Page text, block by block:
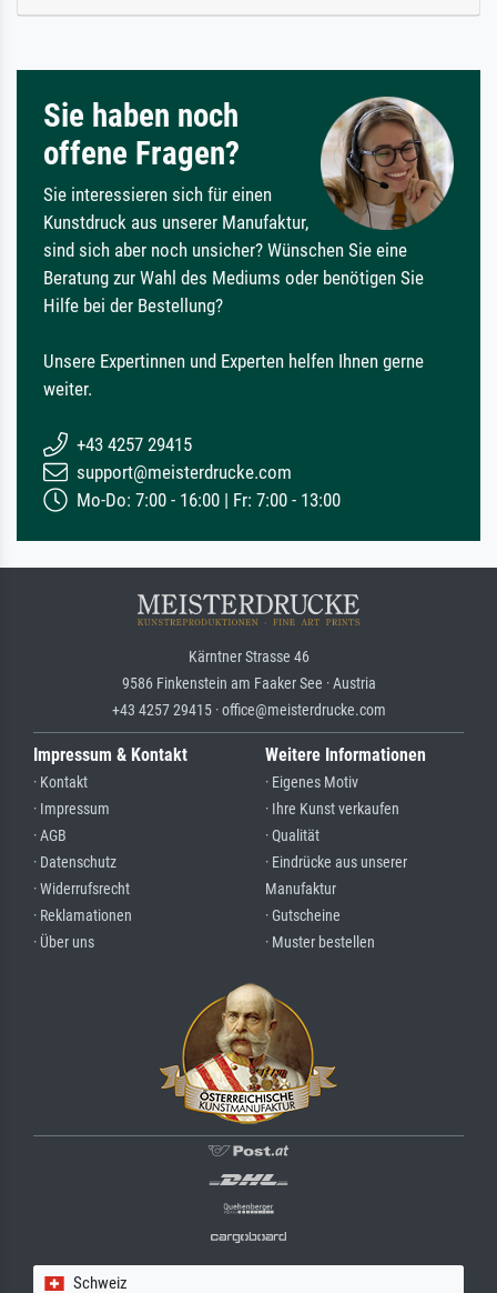
Sie haben noch
offene Fragen?
Sie interessieren sich für einen
Kunstdruck aus unserer Manufaktur,
sind sich aber noch unsicher? Wünschen Sie eine
Beratung zur Wahl des Mediums oder benötigen Sie
Hilfe bei der Bestellung?
Unsere Expertinnen und Experten helfen Ihnen gerne
weiter.
+43 4257 29415
support@meisterdrucke.com
Mo-Do: 7:00 - 16:00 | Fr: 7:00 - 13:00
Kärntner Strasse 46
9586 Finkenstein am Faaker See · Austria
+43 4257 29415 · office@meisterdrucke.com
Impressum & Kontakt
· Kontakt
· Impressum
· AGB
· Datenschutz
· Widerrufsrecht
· Reklamationen
· Über uns
Weitere Informationen
· Eigenes Motiv
· Ihre Kunst verkaufen
· Qualität
· Eindrücke aus unserer
Manufaktur
· Gutscheine
· Muster bestellen
Schweiz